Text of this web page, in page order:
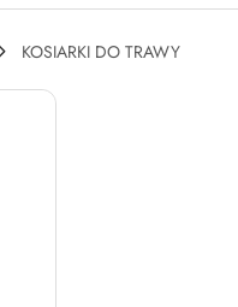
KOSIARKI DO TRAWY